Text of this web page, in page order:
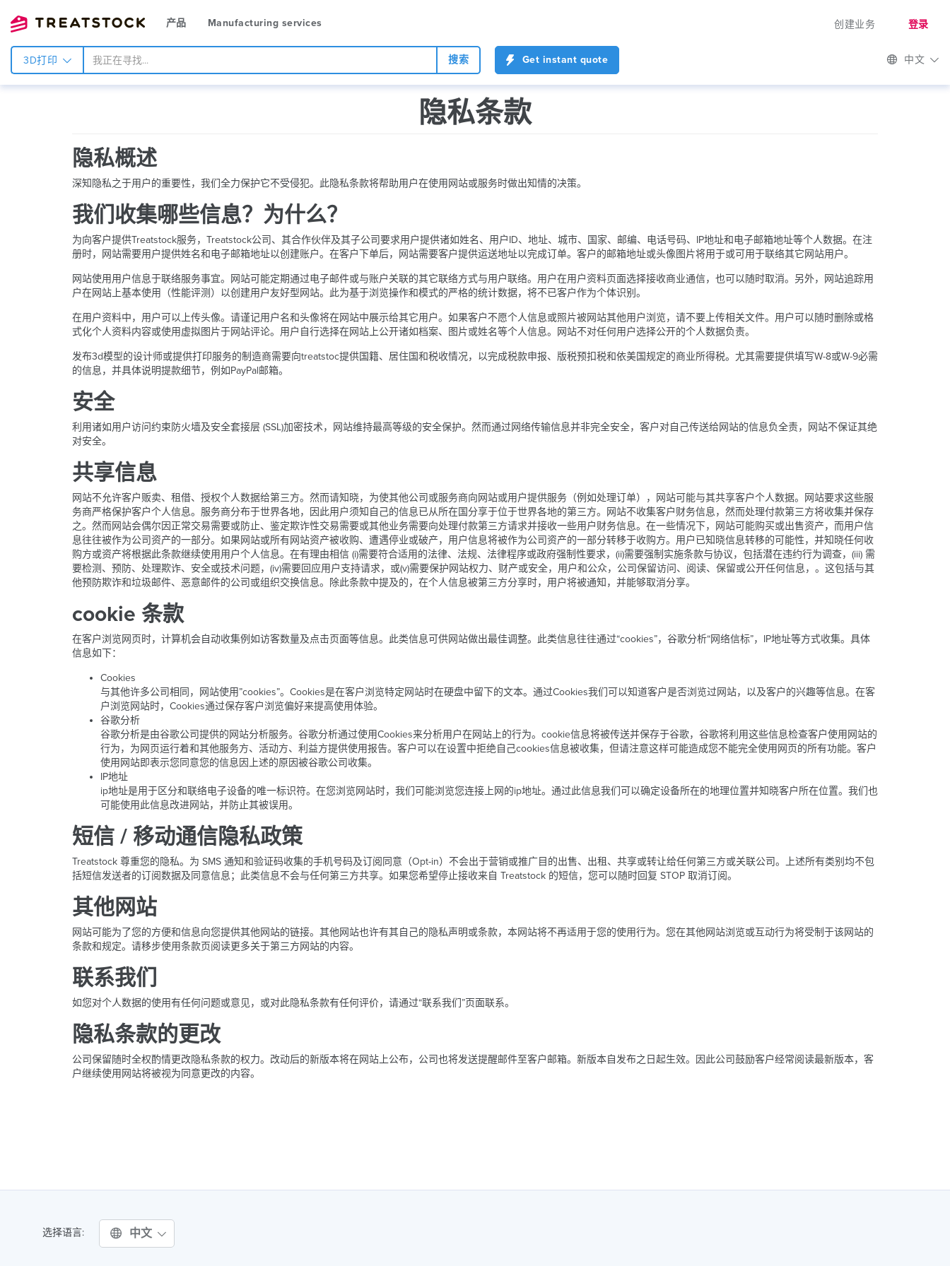
产品 Manufacturing services 创建业务 登录
3D打印 搜索 Get instant quote 中文
隐私条款
隐私概述
深知隐私之于用户的重要性，我们全力保护它不受侵犯。此隐私条款将帮助用户在使用网站或服务时做出知情的决策。
我们收集哪些信息？为什么？
为向客户提供Treatstock服务，Treatstock公司、其合作伙伴及其子公司要求用户提供诸如姓名、用户ID、地址、城市、国家、邮编、电话号码、IP地址和电子邮箱地址等个人数据。在注
册时，网站需要用户提供姓名和电子邮箱地址以创建账户。在客户下单后，网站需要客户提供运送地址以完成订单。客户的邮箱地址或头像图片将用于或可用于联络其它网站用户。
网站使用用户信息于联络服务事宜。网站可能定期通过电子邮件或与账户关联的其它联络方式与用户联络。用户在用户资料页面选择接收商业通信，也可以随时取消。另外，网站追踪用
户在网站上基本使用（性能评测）以创建用户友好型网站。此为基于浏览操作和模式的严格的统计数据，将不已客户作为个体识别。
在用户资料中，用户可以上传头像。请谨记用户名和头像将在网站中展示给其它用户。如果客户不愿个人信息或照片被网站其他用户浏览，请不要上传相关文件。用户可以随时删除或格
式化个人资料内容或使用虚拟图片于网站评论。用户自行选择在网站上公开诸如档案、图片或姓名等个人信息。网站不对任何用户选择公开的个人数据负责。
发布3d模型的设计师或提供打印服务的制造商需要向treatstoc提供国籍、居住国和税收情况，以完成税款申报、版税预扣税和依美国规定的商业所得税。尤其需要提供填写W-8或W-9必需
的信息，并具体说明提款细节，例如PayPal邮箱。
安全
利用诸如用户访问约束防火墙及安全套接层 (SSL)加密技术，网站维持最高等级的安全保护。然而通过网络传输信息并非完全安全，客户对自己传送给网站的信息负全责，网站不保证其绝
对安全。
共享信息
网站不允许客户贩卖、租借、授权个人数据给第三方。然而请知晓，为使其他公司或服务商向网站或用户提供服务（例如处理订单），网站可能与其共享客户个人数据。网站要求这些服
务商严格保护客户个人信息。服务商分布于世界各地，因此用户须知自己的信息已从所在国分享于位于世界各地的第三方。网站不收集客户财务信息，然而处理付款第三方将收集并保存
之。然而网站会偶尔因正常交易需要或防止、鉴定欺诈性交易需要或其他业务需要向处理付款第三方请求并接收一些用户财务信息。在一些情况下，网站可能购买或出售资产，而用户信
息往往被作为公司资产的一部分。如果网站或所有网站资产被收购、遭遇停业或破产，用户信息将被作为公司资产的一部分转移于收购方。用户已知晓信息转移的可能性，并知晓任何收
购方或资产将根据此条款继续使用用户个人信息。在有理由相信 (i)需要符合适用的法律、法规、法律程序或政府强制性要求，(ii)需要强制实施条款与协议，包括潜在违约行为调查，(iii) 需
要检测、预防、处理欺诈、安全或技术问题，(iv)需要回应用户支持请求，或(v)需要保护网站权力、财产或安全，用户和公众，公司保留访问、阅读、保留或公开任何信息，。这包括与其
他预防欺诈和垃圾邮件、恶意邮件的公司或组织交换信息。除此条款中提及的，在个人信息被第三方分享时，用户将被通知，并能够取消分享。
cookie 条款
在客户浏览网页时，计算机会自动收集例如访客数量及点击页面等信息。此类信息可供网站做出最佳调整。此类信息往往通过“cookies”，谷歌分析“网络信标”，IP地址等方式收集。具体
信息如下：
Cookies
与其他许多公司相同，网站使用”cookies”。Cookies是在客户浏览特定网站时在硬盘中留下的文本。通过Cookies我们可以知道客户是否浏览过网站，以及客户的兴趣等信息。在客
户浏览网站时，Cookies通过保存客户浏览偏好来提高使用体验。
谷歌分析
谷歌分析是由谷歌公司提供的网站分析服务。谷歌分析通过使用Cookies来分析用户在网站上的行为。cookie信息将被传送并保存于谷歌，谷歌将利用这些信息检查客户使用网站的
行为，为网页运行着和其他服务方、活动方、利益方提供使用报告。客户可以在设置中拒绝自己cookies信息被收集，但请注意这样可能造成您不能完全使用网页的所有功能。客户
使用网站即表示您同意您的信息因上述的原因被谷歌公司收集。
IP地址
ip地址是用于区分和联络电子设备的唯一标识符。在您浏览网站时，我们可能浏览您连接上网的ip地址。通过此信息我们可以确定设备所在的地理位置并知晓客户所在位置。我们也
可能使用此信息改进网站，并防止其被误用。
短信 / 移动通信隐私政策
Treatstock 尊重您的隐私。为 SMS 通知和验证码收集的手机号码及订阅同意（Opt-in）不会出于营销或推广目的出售、出租、共享或转让给任何第三方或关联公司。上述所有类别均不包
括短信发送者的订阅数据及同意信息；此类信息不会与任何第三方共享。如果您希望停止接收来自 Treatstock 的短信，您可以随时回复 STOP 取消订阅。
其他网站
网站可能为了您的方便和信息向您提供其他网站的链接。其他网站也许有其自己的隐私声明或条款，本网站将不再适用于您的使用行为。您在其他网站浏览或互动行为将受制于该网站的
条款和规定。请移步使用条款页阅读更多关于第三方网站的内容。
联系我们
如您对个人数据的使用有任何问题或意见，或对此隐私条款有任何评价，请通过“联系我们”页面联系。
隐私条款的更改
公司保留随时全权酌情更改隐私条款的权力。改动后的新版本将在网站上公布，公司也将发送提醒邮件至客户邮箱。新版本自发布之日起生效。因此公司鼓励客户经常阅读最新版本，客
户继续使用网站将被视为同意更改的内容。
选择语言: 中文